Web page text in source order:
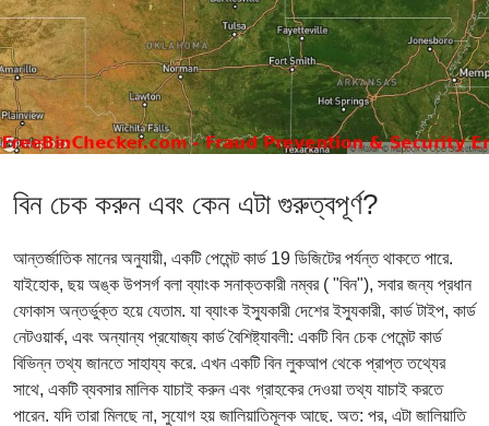
বিন চেক করুন এবং কেন এটা গুরুত্বপূর্ণ?
আন্তর্জাতিক মানের অনুযায়ী, একটি পেমেন্ট কার্ড 19 ডিজিটের পর্যন্ত থাকতে পারে.
যাইহোক, ছয় অঙ্ক উপসর্গ বলা ব্যাংক সনাক্তকারী নম্বর ( "বিন"), সবার জন্য প্রধান
ফোকাস অন্তর্ভুক্ত হয়ে যেতাম. যা ব্যাংক ইস্যুকারী দেশের ইস্যুকারী, কার্ড টাইপ, কার্ড
নেটওয়ার্ক, এবং অন্যান্য প্রযোজ্য কার্ড বৈশিষ্ট্যাবলী: একটি বিন চেক পেমেন্ট কার্ড
বিভিন্ন তথ্য জানতে সাহায্য করে. এখন একটি বিন লুকআপ থেকে প্রাপ্ত তথ্যের
সাথে, একটি ব্যবসার মালিক যাচাই করুন এবং গ্রাহকের দেওয়া তথ্য যাচাই করতে
পারেন. যদি তারা মিলছে না, সুযোগ হয় জালিয়াতিমূলক আছে. অত: পর, এটা জালিয়াতি